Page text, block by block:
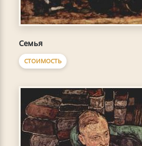
Семья
СТОИМОСТЬ